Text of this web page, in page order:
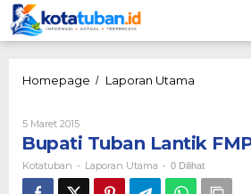
Lewati
ke
konten
Homepage / Laporan Utama
5 Maret 2015Oleh
Kotatuban
Bupati Tuban Lantik
Kotatuban - Laporan Utama - 0 Dilihat